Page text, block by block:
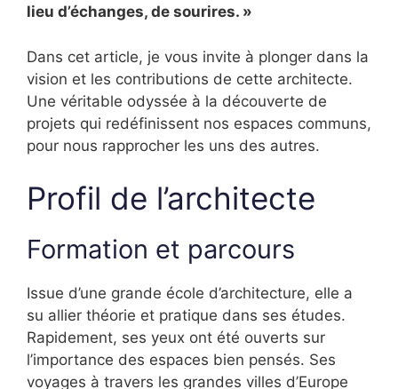
lieu d’échanges, de sourires. »
Dans cet article, je vous invite à plonger dans la
vision et les contributions de cette architecte.
Une véritable odyssée à la découverte de
projets qui redéfinissent nos espaces communs,
pour nous rapprocher les uns des autres.
Profil de l’architecte
Formation et parcours
Issue d’une grande école d’architecture, elle a
su allier théorie et pratique dans ses études.
Rapidement, ses yeux ont été ouverts sur
l’importance des espaces bien pensés. Ses
voyages à travers les grandes villes d’Europe